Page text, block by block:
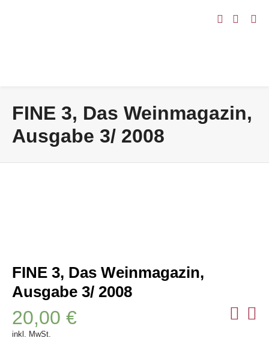
FINE 3, Das Weinmagazin,
Ausgabe 3/ 2008
FINE 3, Das Weinmagazin,
Ausgabe 3/ 2008
20,00 €
inkl. MwSt.